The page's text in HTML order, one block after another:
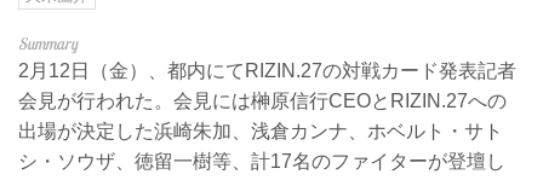
2月12日（金）、都内にてRIZIN.27の対戦カード発表記者
会見が行われた。会見には榊原信行CEOとRIZIN.27への
出場が決定した浜崎朱加、浅倉カンナ、ホベルト・サト
シ・ソウザ、徳留一樹等、計17名のファイターが登壇し